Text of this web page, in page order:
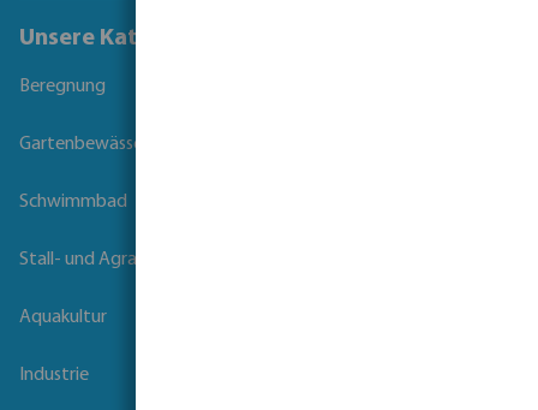
Unsere Kataloge
Beregnung
Gartenbewässerung
Schwimmbad
Stall- und Agrartechnik
Aquakultur
Industrie